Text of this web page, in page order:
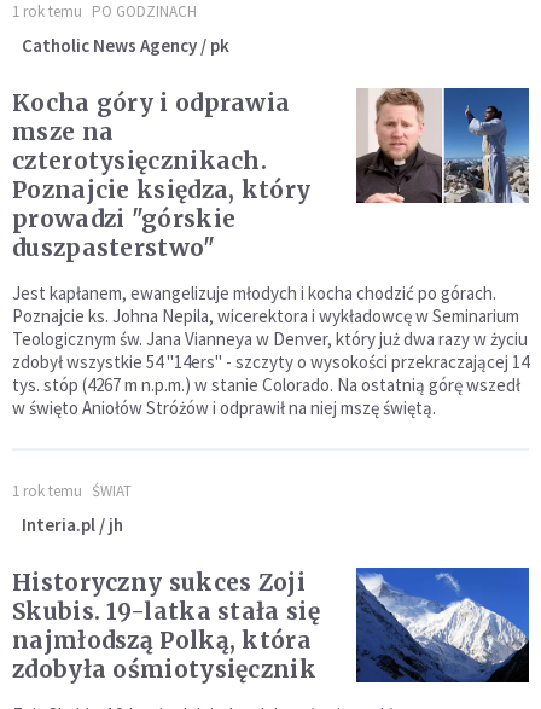
1 rok temu PO GODZINACH
Catholic News Agency / pk
Kocha góry i odprawia
msze na
czterotysięcznikach.
Poznajcie księdza, który
prowadzi "górskie
duszpasterstwo"
Jest kapłanem, ewangelizuje młodych i kocha chodzić po górach.
Poznajcie ks. Johna Nepila, wicerektora i wykładowcę w Seminarium
Teologicznym św. Jana Vianneya w Denver, który już dwa razy w życiu
zdobył wszystkie 54 "14ers" - szczyty o wysokości przekraczającej 14
tys. stóp (4267 m n.p.m.) w stanie Colorado. Na ostatnią górę wszedł
w święto Aniołów Stróżów i odprawił na niej mszę świętą.
1 rok temu ŚWIAT
Interia.pl / jh
Historyczny sukces Zoji
Skubis. 19-latka stała się
najmłodszą Polką, która
zdobyła ośmiotysięcznik